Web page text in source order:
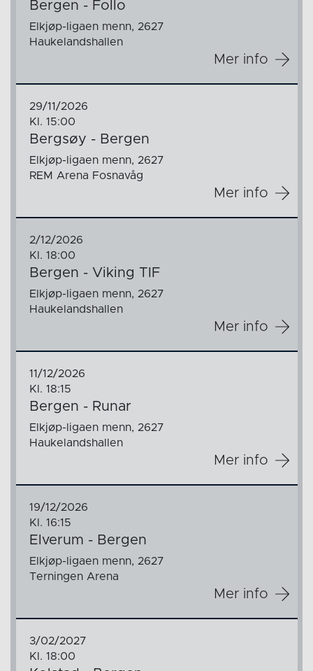
Bergen - Follo
Elkjøp-ligaen menn, 2627
Haukelandshallen
Mer info
29/11/2026
Kl. 15:00
Bergsøy - Bergen
Elkjøp-ligaen menn, 2627
REM Arena Fosnavåg
Mer info
2/12/2026
Kl. 18:00
Bergen - Viking TIF
Elkjøp-ligaen menn, 2627
Haukelandshallen
Mer info
11/12/2026
Kl. 18:15
Bergen - Runar
Elkjøp-ligaen menn, 2627
Haukelandshallen
Mer info
19/12/2026
Kl. 16:15
Elverum - Bergen
Elkjøp-ligaen menn, 2627
Terningen Arena
Mer info
3/02/2027
Kl. 18:00